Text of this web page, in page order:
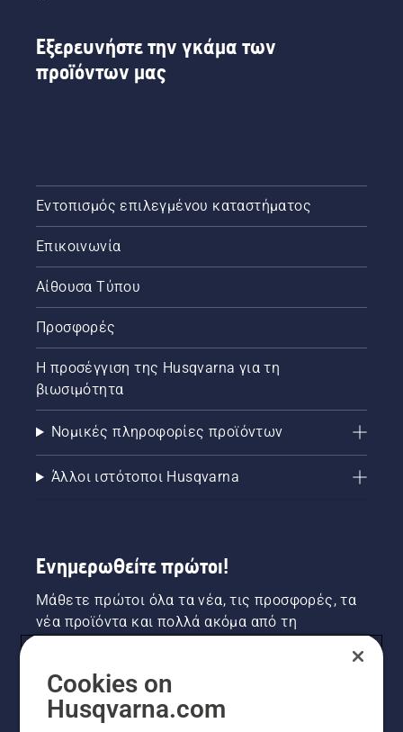
Εξερευνήστε την γκάμα των
προϊόντων μας
Εντοπισμός επιλεγμένου καταστήματος
Επικοινωνία
Αίθουσα Τύπου
Προσφορές
Η προσέγγιση της Husqvarna για τη
βιωσιμότητα
Νομικές πληροφορίες προϊόντων
Άλλοι ιστότοποι Husqvarna
Ενημερωθείτε πρώτοι!
Μάθετε πρώτοι όλα τα νέα, τις προσφορές, τα
νέα προϊόντα και πολλά ακόμα από τη
ΕΓΓΡΑΦΉ ΣΤΟ ΕΝΗΜΕΡΩΤΙΚΌ ΔΕΛΤΊΟ
Cookies on
Husqvarna.com